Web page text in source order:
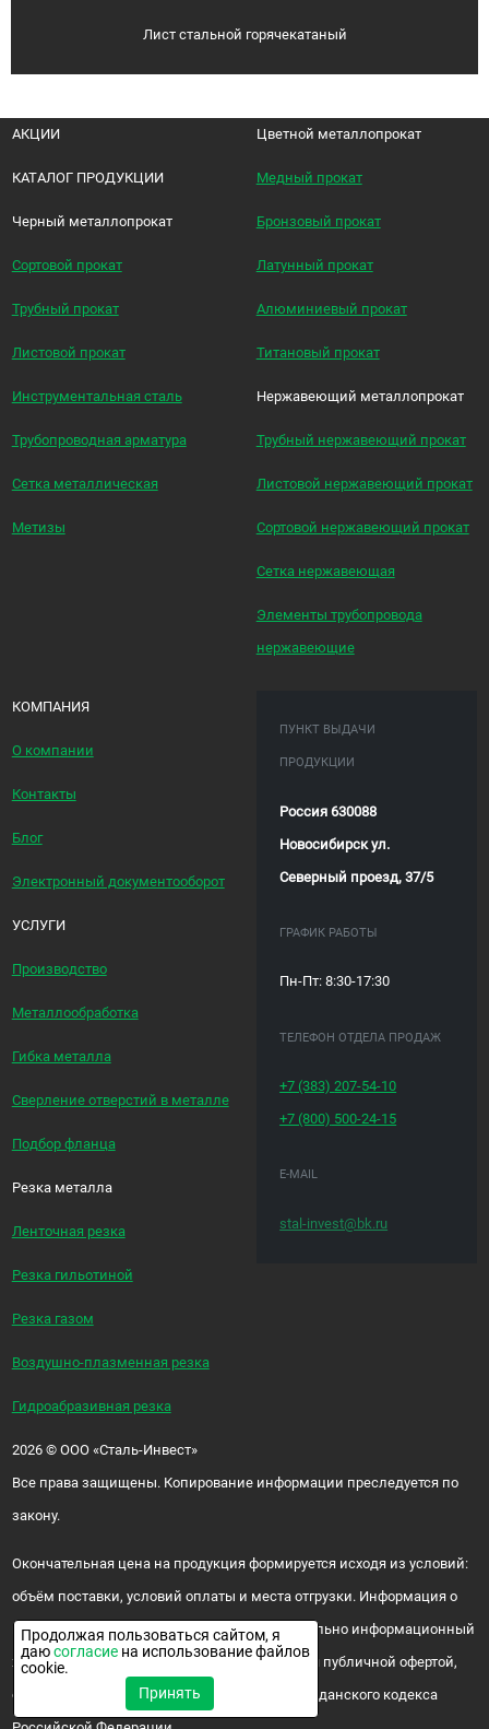
Лист стальной горячекатаный
АКЦИИ
КАТАЛОГ ПРОДУКЦИИ
Черный металлопрокат
Сортовой прокат
Трубный прокат
Листовой прокат
Инструментальная сталь
Трубопроводная арматура
Сетка металлическая
Метизы
Цветной металлопрокат
Медный прокат
Бронзовый прокат
Латунный прокат
Алюминиевый прокат
Титановый прокат
Нержавеющий металлопрокат
Трубный нержавеющий прокат
Листовой нержавеющий прокат
Сортовой нержавеющий прокат
Сетка нержавеющая
Элементы трубопровода
нержавеющие
КОМПАНИЯ
О компании
Контакты
Блог
Электронный документооборот
УСЛУГИ
Производство
Металлообработка
Гибка металла
Сверление отверстий в металле
Подбор фланца
Резка металла
Ленточная резка
Резка гильотиной
Резка газом
Воздушно-плазменная резка
Гидроабразивная резка
ПУНКТ ВЫДАЧИ
ПРОДУКЦИИ
Россия 630088
Новосибирск ул.
Северный проезд, 37/5
ГРАФИК РАБОТЫ
Пн-Пт: 8:30-17:30
ТЕЛЕФОН ОТДЕЛА ПРОДАЖ
+7 (383)207-54-10
+7 (800) 500-24-15
E-MAIL
stal-invest@bk.ru
2026 ©ООО «Сталь-Инвест»
Все права защищены. Копирование информации преследуется по
закону.
Окончательная цена на продукция формируется исходя из условий:
объём поставки, условий оплаты и места отгрузки. Информация о
цене и наличии продукции носит исключительно информационный
характер и ни при каких условиях не является публичной офертой,
определяемой положениями ч. 2 ст. 437 Гражданского кодекса
Продолжая пользоваться сайтом, я
даюсогласие на использование файлов
cookie.
Принять